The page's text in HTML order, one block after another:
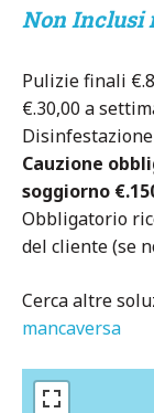
Non Inclusi
Pulizie finali
€.30,00 a
Cauzione
soggiorno
Obbligatorio
del cliente (se
Cerca altre
mancaversa